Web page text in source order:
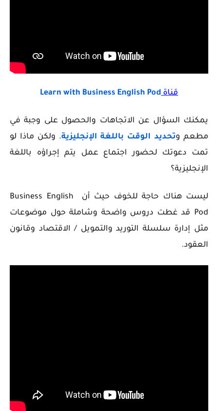
قناة Learn with Business English Pod
يمكنك السؤال عن الاتجاهات والحصول على وجبة في
مطعم وتحديد الوقت باللغة الإنجليزية. ولكن ماذا لو
تمت دعوتك لحضور اجتماع عمل يتم إجراؤه باللغة
الإنجليزية؟
ليست هناك حاجة للخوف حيث أن Business English
Pod قد غطت دروس واضحة وشاملة حول موضوعات
مثل إدارة سلسلة التوريد والتمويل / الاقتصاد وقانون
العقود.